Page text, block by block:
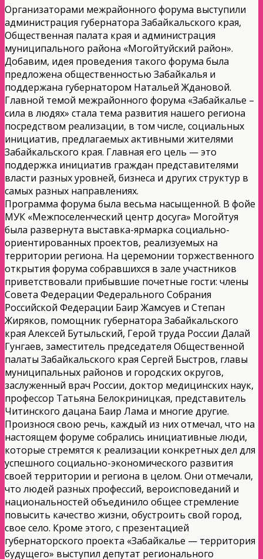
Организаторами межрайонного форума выступили
администрация губернатора Забайкальского края,
Общественная палата края и администрация
муниципального района «Могойтуйский район».
Добавим, идея проведения такого форума была
предложена общественностью Забайкалья и
поддержана губернатором Натальей Ждановой.
Главной темой межрайонного форума «Забайкалье –
сила в людях» стала тема развития нашего региона
посредством реализации, в том числе, социальных
инициатив, предлагаемых активными жителями
Забайкальского края. Главная его цель — это
поддержка инициатив граждан представителями
власти разных уровней, бизнеса и других структур в
самых разных направлениях.
Программа форума была весьма насыщенной. В фойе
МУК «Межпоселенческий центр досуга» Могойтуя
была развернута выставка-ярмарка социально-
ориентированных проектов, реализуемых на
территории региона. На церемонии торжественного
открытия форума собравшихся в зале участников
приветствовали прибывшие почетные гости: члены
Совета Федерации Федерального Собрания
Российской Федерации Баир Жамсуев и Степан
Жиряков, помощник губернатора Забайкальского
края Алексей Бутыльский, Герой труда России Далай
Гунгаев, заместитель председателя Общественной
палаты Забайкальского края Сергей Быстров, главы
муниципальных районов и городских округов,
заслуженный врач России, доктор медицинских наук,
профессор Татьяна Белокриницкая, представитель
Читинского дацана Баир Лама и многие другие.
Произнося свою речь, каждый из них отмечал, что на
настоящем форуме собрались инициативные люди,
которые стремятся к реализации конкретных дел для
успешного социально-экономического развития
своей территории и региона в целом. Они отмечали,
что людей разных профессий, вероисповеданий и
национальностей объединило общее стремление
повысить качество жизни, обустроить свой город,
свое село. Кроме этого, с презентацией
губернаторского проекта «Забайкалье — территория
будущего» выступил депутат регионального